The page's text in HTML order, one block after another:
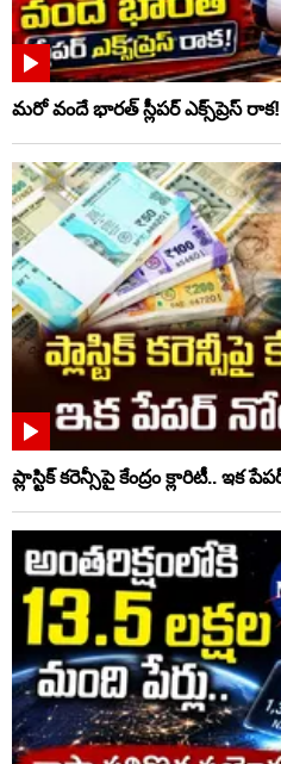
మరో వందే భారత్ స్లీపర్ ఎక్స్‌ప్రెస్ రాక!
ప్లాస్టిక్‌ కరెన్సీపై కేంద్రం క్లారిటీ.. ఇక